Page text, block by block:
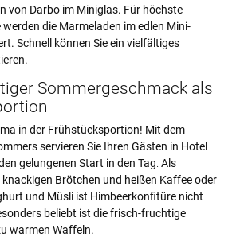
von Darbo im Miniglas. Für höchste
die Marmeladen im edlen Mini-
Schnell können Sie ein vielfältiges
Sommergeschmack als
in der Frühstücksportion! Mit dem
servieren Sie Ihren Gästen in Hotel
gelungenen Start in den Tag Als
Brötchen und heißen Kaffee oder
und Müsli ist Himbeerkonfitüre nicht
beliebt ist die frisch-fruchtige
warmen Waffeln.